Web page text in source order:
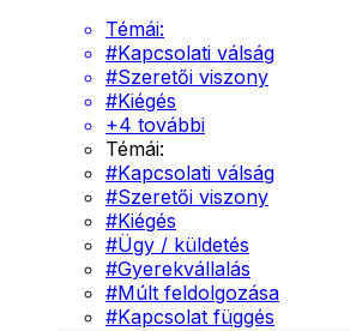
Témái:
#Kapcsolati válság
#Szeretői viszony
#Kiégés
+4 további
Témái:
#Kapcsolati válság
#Szeretői viszony
#Kiégés
#Ügy / küldetés
#Gyerekvállalás
#Múlt feldolgozása
#Kapcsolat függés